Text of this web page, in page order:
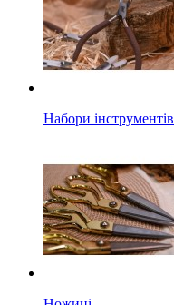
Набори інструментів